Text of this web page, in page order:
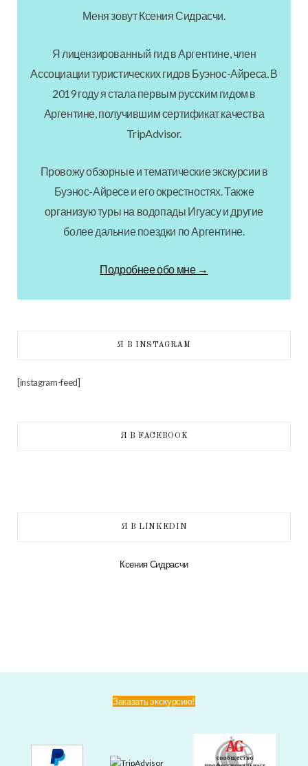
Меня зовут Ксения Сидрасчи.
Я лицензированный гид в Аргентине, член
Ассоциации туристических гидов Буэнос-Айреса. В
2019 году я стала первым русским гидом в
Аргентине, получившим сертификат качества
TripAdvisor.
Провожу обзорные и тематические экскурсии в
Буэнос-Айресе и его окрестностях. Также
организую туры на водопады Игуасу и другие
более дальние поездки по Аргентине.
Подробнее обо мне →
Я В INSTAGRAM
[instagram-feed]
Я В FACEBOOK
Я В LINKEDIN
Ксения Сидрасчи
Заказать экскурсию!